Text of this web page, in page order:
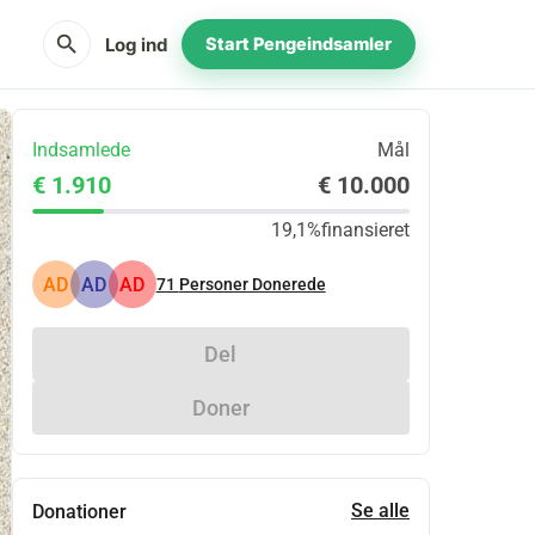
search Log ind Start Pengeindsamler
Indsamlede Mål
€ 1.910 € 10.000
19,1%finansieret
AD AD AD 71 Personer Donerede
Del
Doner
Donationer Se alle